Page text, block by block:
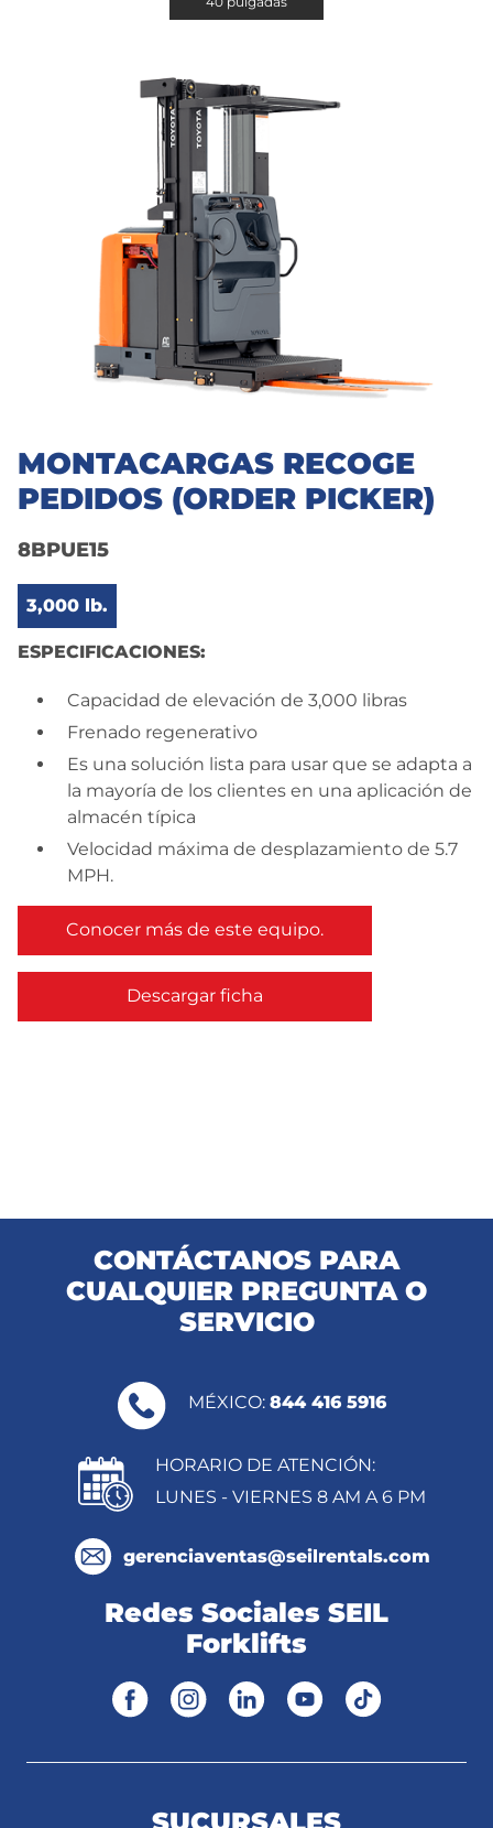
MONTACARGAS RECOGE
PEDIDOS (ORDER PICKER)
8BPUE15
3,000 lb.
ESPECIFICACIONES:
Capacidad de elevación de 3,000 libras
Frenado regenerativo
Es una solución lista para usar que se adapta a
la mayoría de los clientes en una aplicación de
almacén típica
Velocidad máxima de desplazamiento de 5.7
MPH.
Conocer más de este equipo.
Descargar ficha
CONTÁCTANOS PARA
CUALQUIER PREGUNTA O
SERVICIO
MÉXICO: 844 416 5916
HORARIO DE ATENCIÓN:
LUNES - VIERNES 8 AM A 6 PM
gerenciaventas@seilrentals.com
Redes Sociales SEIL
Forklifts